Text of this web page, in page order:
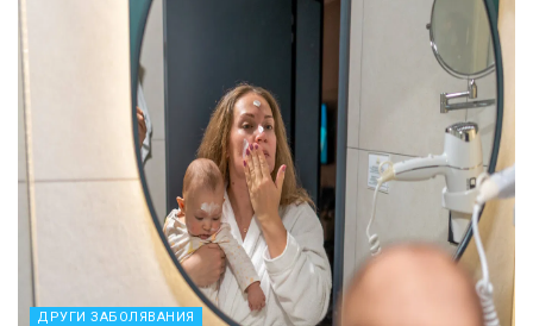
ДРУГИ ЗАБОЛЯВАНИЯ